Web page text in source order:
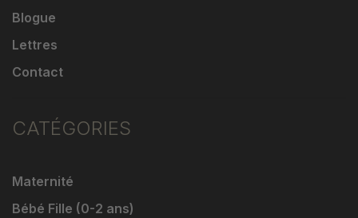
Blogue
Lettres
Contact
CATÉGORIES
Maternité
Bébé Fille (0-2 ans)